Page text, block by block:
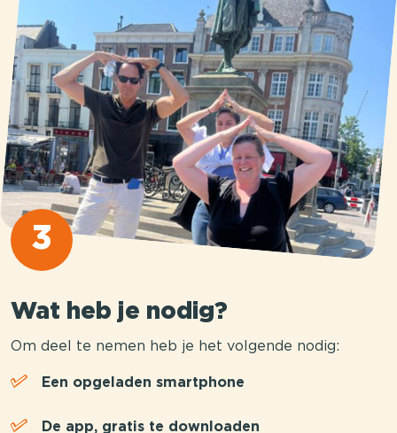
3
Wat heb je nodig?
Om deel te nemen heb je het volgende nodig:
Een opgeladen smartphone
De app, gratis te downloaden